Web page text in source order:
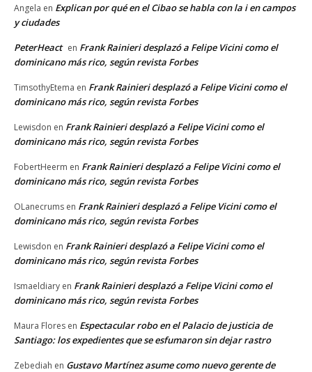
Angela en Explican por qué en el Cibao se habla con la i en campos
y ciudades
PeterHeact en Frank Rainieri desplazó a Felipe Vicini como el
dominicano más rico, según revista Forbes
TimsothyEtema en Frank Rainieri desplazó a Felipe Vicini como el
dominicano más rico, según revista Forbes
Lewisdon en Frank Rainieri desplazó a Felipe Vicini como el
dominicano más rico, según revista Forbes
FobertHeerm en Frank Rainieri desplazó a Felipe Vicini como el
dominicano más rico, según revista Forbes
OLanecrums en Frank Rainieri desplazó a Felipe Vicini como el
dominicano más rico, según revista Forbes
Lewisdon en Frank Rainieri desplazó a Felipe Vicini como el
dominicano más rico, según revista Forbes
Ismaeldiary en Frank Rainieri desplazó a Felipe Vicini como el
dominicano más rico, según revista Forbes
Maura Flores en Espectacular robo en el Palacio de justicia de
Santiago: los expedientes que se esfumaron sin dejar rastro
Zebediah en Gustavo Martínez asume como nuevo gerente de